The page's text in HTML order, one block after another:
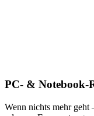
PC- & Notebook-
Wenn nichts mehr geht